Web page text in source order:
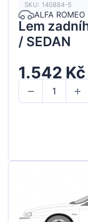
SKU: 140884-5
ALFA
Lem
/ SEDAN
1.542 Kč